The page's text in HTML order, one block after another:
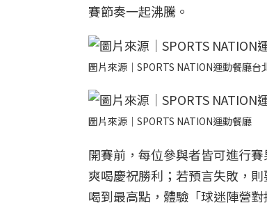
賽節奏一起沸騰。
圖片來源｜SPORTS NATION運動餐廳台
圖片來源｜SPORTS NATION運動餐廳
開賽前，每位參與者皆可進行
爽喝慶祝勝利；若預言失敗，
喝到最高點，體驗「球迷陣營對